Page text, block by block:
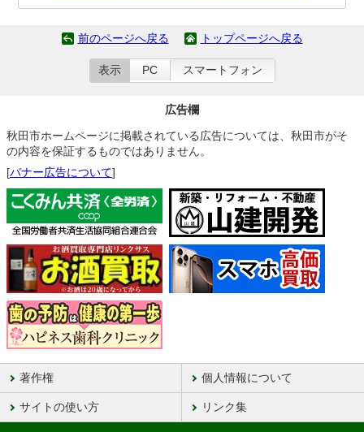
前のページへ戻る トップページへ戻る
表示 PC スマートフォン
広告欄
秋田市ホームページに掲載されている広告については、秋田市がそ
の内容を保証するものではありません。
[バナー広告について]
著作権 個人情報について
サイトの使い方 リンク集